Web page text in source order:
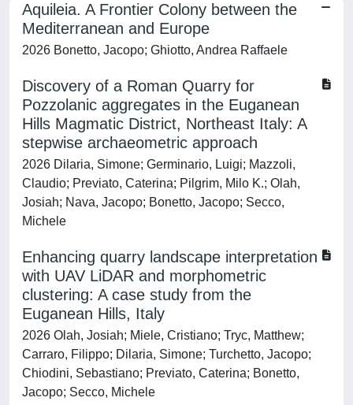
Aquileia. A Frontier Colony between the
Mediterranean and Europe
2026 Bonetto, Jacopo; Ghiotto, Andrea Raffaele
Discovery of a Roman Quarry for
Pozzolanic aggregates in the Euganean
Hills Magmatic District, Northeast Italy: A
stepwise archaeometric approach
2026 Dilaria, Simone; Germinario, Luigi; Mazzoli,
Claudio; Previato, Caterina; Pilgrim, Milo K.; Olah,
Josiah; Nava, Jacopo; Bonetto, Jacopo; Secco,
Michele
Enhancing quarry landscape interpretation
with UAV LiDAR and morphometric
clustering: A case study from the
Euganean Hills, Italy
2026 Olah, Josiah; Miele, Cristiano; Tryc, Matthew;
Carraro, Filippo; Dilaria, Simone; Turchetto, Jacopo;
Chiodini, Sebastiano; Previato, Caterina; Bonetto,
Jacopo; Secco, Michele